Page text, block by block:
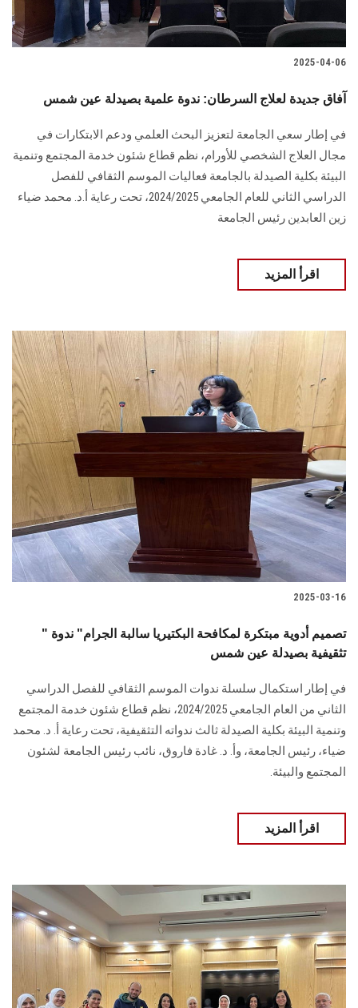
الدراسات العليا
الزائـرون
سجل الان
2025-04-06
آفاق جديدة لعلاج السرطان: ندوة علمية بصيدلة عين شمس
في إطار سعي الجامعة لتعزيز البحث العلمي ودعم الابتكارات في
مجال العلاج الشخصي للأورام، نظم قطاع شئون خدمة المجتمع وتنمية
البيئة بكلية الصيدلة بالجامعة فعاليات الموسم الثقافي للفصل
الدراسي الثاني للعام الجامعي 2024/2025، تحت رعاية أ.د. محمد ضياء
زين العابدين رئيس الجامعة
اقرأ المزيد
2025-03-16
" تصميم أدوية مبتكرة لمكافحة البكتيريا سالبة الجرام" ندوة
تثقيفية بصيدلة عين شمس
في إطار استكمال سلسلة ندوات الموسم الثقافي للفصل الدراسي
الثاني من العام الجامعي 2024/2025، نظم قطاع شئون خدمة المجتمع
وتنمية البيئة بكلية الصيدلة ثالث ندواته التثقيفية، تحت رعاية أ. د. محمد
ضياء، رئيس الجامعة، وأ. د. غادة فاروق، نائب رئيس الجامعة لشئون
المجتمع والبيئة.
اقرأ المزيد